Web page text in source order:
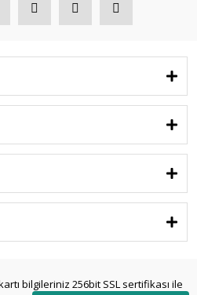
bilgileriniz 256bit SSL sertifikası ile